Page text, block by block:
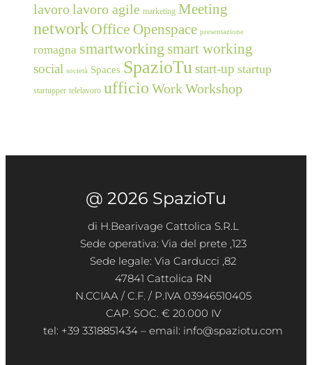
lavorolavoro agile marketing Meeting
network Office Openspace presentazione
romagna smartworking smart working
social società Spaces SpazioTustart-up startup
startupper telelavoro ufficio WorkWorkshop
@ 2026 SpazioTu
di H.Bearivage Cattolica S.R.L
Sede operativa: Via del prete ,123
Sede legale: Via Carducci ,82
47841 Cattolica RN
N.CCIAA / C.F. / P.IVA 03946510405
CAP. SOC. € 20.000 IV
tel: +39 3318851434 – email: info@spaziotu.com